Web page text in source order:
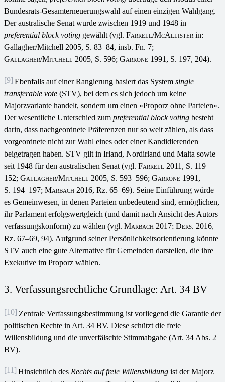
Bundesrats-Gesamterneuerungswahl auf einen einzigen Wahlgang.
Der australische Senat wurde zwischen 1919 und 1948 in
preferential block voting gewählt (vgl. Farrell/McAllister in:
Gallagher/Mitchell 2005, S. 83–84, insb. Fn. 7;
Gallagher/Mitchell 2005, S. 596; Garrone 1991, S. 197, 204).
[9] Ebenfalls auf einer Rangierung basiert das System single
transferable vote (STV), bei dem es sich jedoch um keine
Majorzvariante handelt, sondern um einen «Proporz ohne Parteien».
Der wesentliche Unterschied zum preferential block voting besteht
darin, dass nachgeordnete Präferenzen nur so weit zählen, als dass
vorgeordnete nicht zur Wahl eines oder einer Kandidierenden
beigetragen haben. STV gilt in Irland, Nordirland und Malta sowie
seit 1948 für den australischen Senat (vgl. Farrell 2011 , S. 119–
152; Gallagher/Mitchell 2005, S. 593–596; Garrone 1991,
S. 194–197; Marbach 2016, Rz. 65–69). Seine Einführung würde
es Gemeinwesen, in denen Parteien unbedeutend sind, ermöglichen,
ihr Parlament erfolgswertgleich (und damit nach Ansicht des Autors
verfassungskonform) zu wählen (vgl. Marbach 2017; Ders. 2016,
Rz. 67–69, 94). Aufgrund seiner Persönlichkeitsorientierung könnte
STV auch eine gute Alternative für Gemeinden darstellen, die ihre
Exekutive im Proporz wählen.
3. Verfassungsrechtliche Grundlage: Art. 34 BV
[10] Zentrale Verfassungsbestimmung ist vorliegend die Garantie der
politischen Rechte in Art. 34 BV. Diese schützt die freie
Willensbildung und die unverfälschte Stimmabgabe (Art. 34 Abs. 2
BV).
[11] Hinsichtlich des Rechts auf freie Willensbildung ist der Majorz